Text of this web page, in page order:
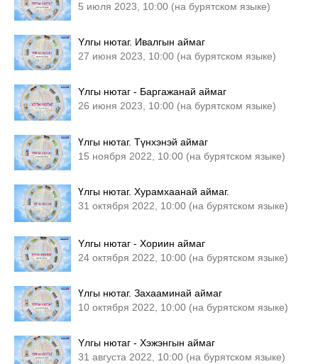
5 июля 2023, 10:00 (на бурятском языке)
Yлгы нютаг. Ивалгын аймаг
27 июня 2023, 10:00 (на бурятском языке)
Yлгы нютаг - Баргажанай аймаг
26 июня 2023, 10:00 (на бурятском языке)
Үлгы нютаг. Түнхэнэй аймаг
15 ноября 2022, 10:00 (на бурятском языке)
Үлгы нютаг. Хурамхаанай аймаг.
31 октября 2022, 10:00 (на бурятском языке)
Yлгы нютаг - Хориин аймаг
24 октября 2022, 10:00 (на бурятском языке)
Үлгы нютаг. Захааминай аймаг
10 октября 2022, 10:00 (на бурятском языке)
Yлгы нютаг - Хэжэнгын аймаг
31 августа 2022, 10:00 (на бурятском языке)